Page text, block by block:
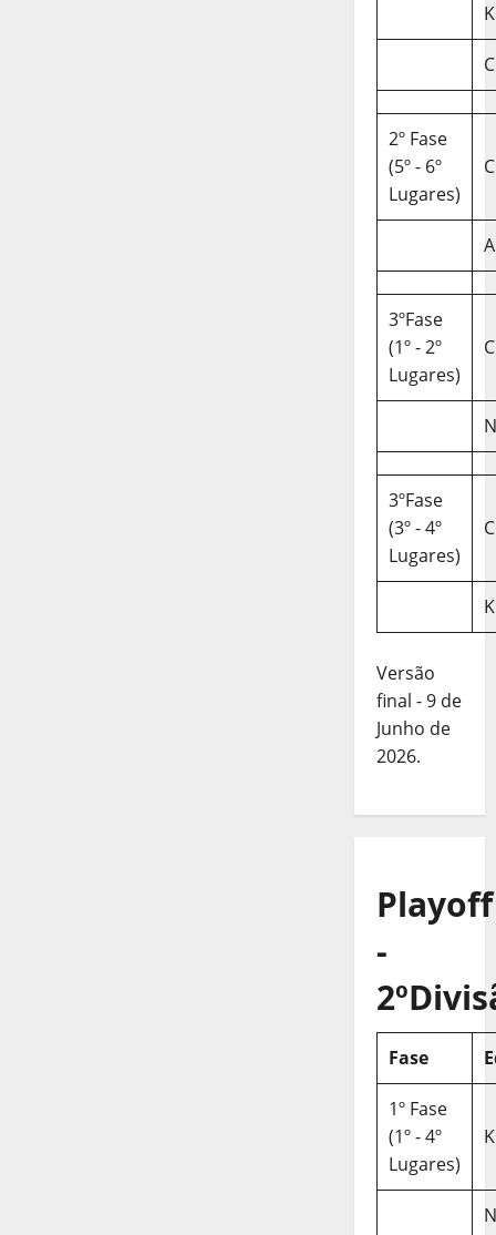
2º Fase
(5º - 6º
Lugares)
3ºFase
(1º - 2º
Lugares)
3ºFase
(3º - 4º
Lugares)
Versão
final - 9 de
Junho de
2026.
Playoff
-
Fase
1º Fase
(1º - 4º
Lugares)